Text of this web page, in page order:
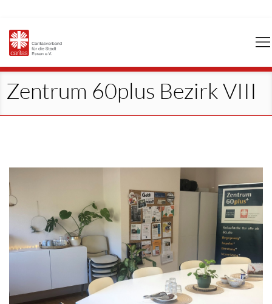
Zentrum 60plus Bezirk VIII